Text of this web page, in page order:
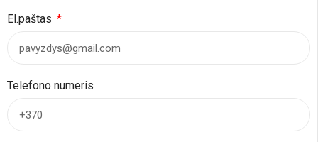
El.paštas
Telefono numeris